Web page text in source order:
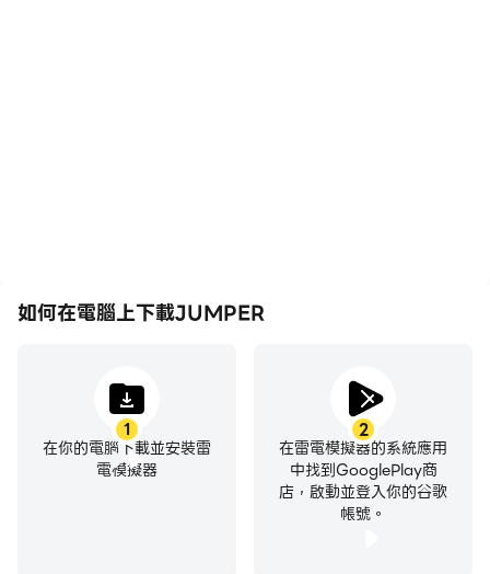
如何在電腦上下載JUMPER
1
在你的電腦下載並安裝雷
電模擬器
2
在雷電模擬器的系統應用
中找到GooglePlay商
店，啟動並登入你的谷歌
帳號。